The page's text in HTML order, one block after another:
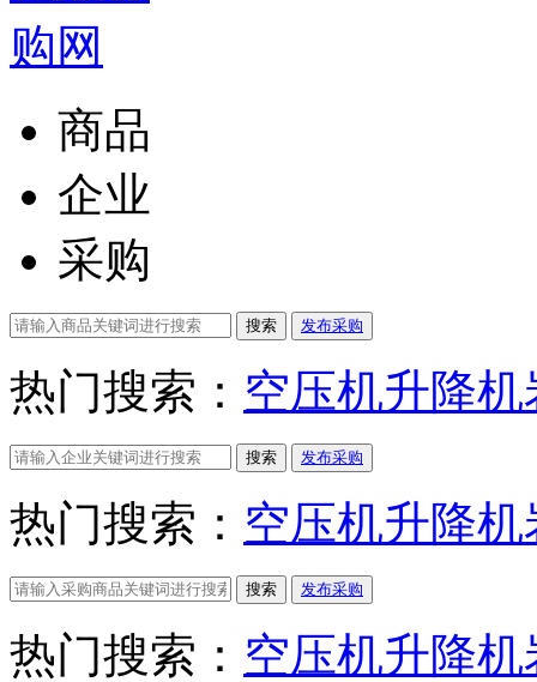
商品
企业
采购
搜索 发布采购
热门搜索： 空压机升降机
搜索 发布采购
热门搜索： 空压机升降机
搜索 发布采购
热门搜索： 空压机升降机